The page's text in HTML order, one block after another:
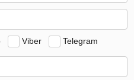
Viber Telegram